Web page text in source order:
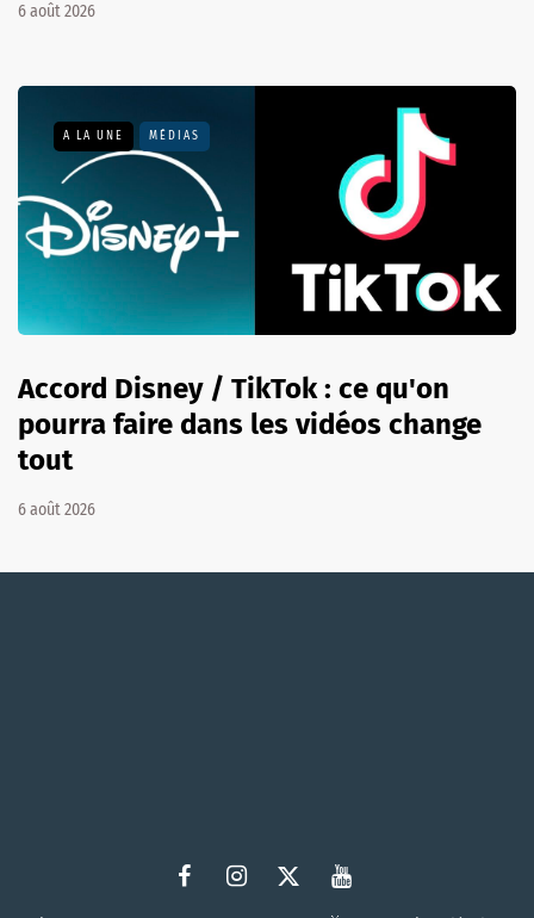
6 août 2026
A LA UNE MÉDIAS
Accord Disney / TikTok : ce qu'on
pourra faire dans les vidéos change
tout
6 août 2026